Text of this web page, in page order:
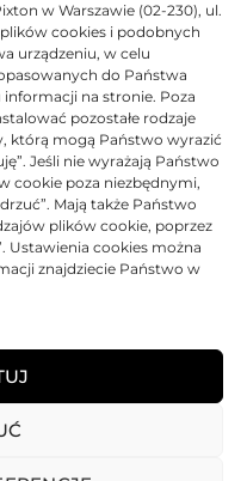
w Warszawie (02-230), ul.
plików cookies i podobnych
urządzeniu, w celu
do Państwa
informacji na stronie. Poza
pozostałe rodzaje
którą mogą Państwo wyrazić
Jeśli nie wyrażają Państwo
cookie poza niezbędnymi,
Mają także Państwo
plików cookie, poprzez
Ustawienia cookies można
znajdziecie Państwo w
BRAK
D709S SS797A | Black
na 5
25000 str.
DO KOSZYKA